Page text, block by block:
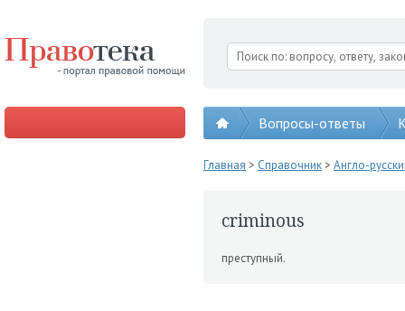
Вопросы-ответы
Главная > Справочник> Англо-
criminous
преступный.